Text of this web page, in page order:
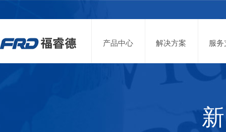
产品中心 解决方案 服